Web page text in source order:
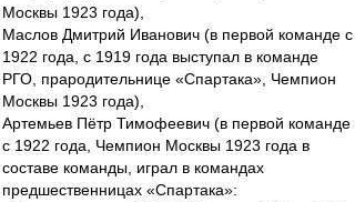
Москвы 1923 года),
Маслов Дмитрий Иванович (в первой команде с
1922 года, с 1919 года выступал в команде
РГО, прародительнице «Спартака», Чемпион
Москвы 1923 года),
Артемьев Пётр Тимофеевич (в первой команде
с 1922 года, Чемпион Москвы 1923 года в
составе команды, играл в командах
предшественницах «Спартака»: